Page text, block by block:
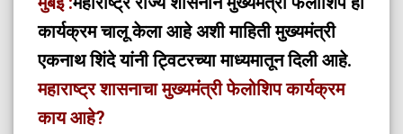
कार्यक्रम चालू केला आहे अशी माहिती मुख्यमंत्री
एकनाथ शिंदे यांनी ट्विटरच्या माध्यमातून दिली आहे.
महाराष्ट्र शासनाचा मुख्यमंत्री फेलोशिप कार्यक्रम
काय आहे?